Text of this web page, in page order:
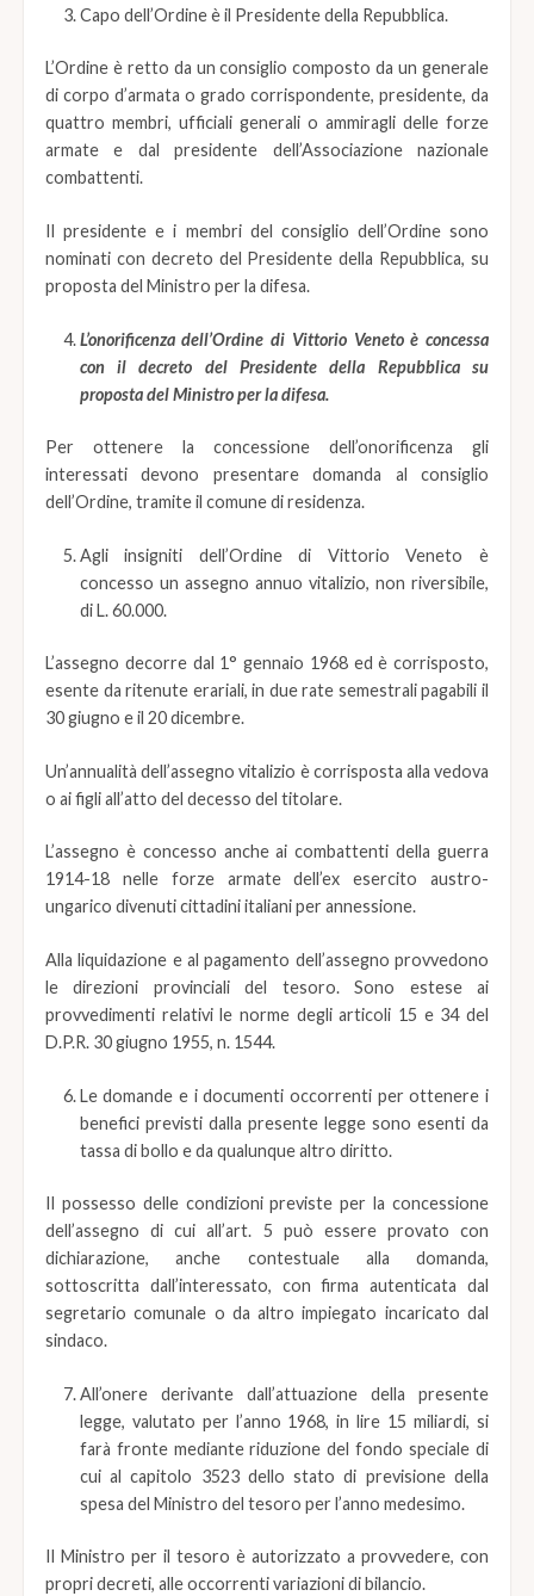
Capo dell’Ordine è il Presidente della Repubblica.
L’Ordine è retto da un consiglio composto da un generale
di corpo d’armata o grado corrispondente, presidente, da
quattro membri, ufficiali generali o ammiragli delle forze
armate e dal presidente dell’Associazione nazionale
combattenti.
Il presidente e i membri del consiglio dell’Ordine sono
nominati con decreto del Presidente della Repubblica, su
proposta del Ministro per la difesa.
L’onorificenza dell’Ordine di Vittorio Veneto è concessa
con il decreto del Presidente della Repubblica su
proposta del Ministro per la difesa.
Per ottenere la concessione dell’onorificenza gli
interessati devono presentare domanda al consiglio
dell’Ordine, tramite il comune di residenza.
Agli insigniti dell’Ordine di Vittorio Veneto è
concesso un assegno annuo vitalizio, non riversibile,
di L. 60.000.
L’assegno decorre dal 1° gennaio 1968 ed è corrisposto,
esente da ritenute erariali, in due rate semestrali pagabili il
30 giugno e il 20 dicembre.
Un’annualità dell’assegno vitalizio è corrisposta alla vedova
o ai figli all’atto del decesso del titolare.
L’assegno è concesso anche ai combattenti della guerra
1914-18 nelle forze armate dell’ex esercito austro-
ungarico divenuti cittadini italiani per annessione.
Alla liquidazione e al pagamento dell’assegno provvedono
le direzioni provinciali del tesoro. Sono estese ai
provvedimenti relativi le norme degli articoli 15 e 34 del
D.P.R. 30 giugno 1955, n. 1544.
Le domande e i documenti occorrenti per ottenere i
benefici previsti dalla presente legge sono esenti da
tassa di bollo e da qualunque altro diritto.
Il possesso delle condizioni previste per la concessione
dell’assegno di cui all’art. 5 può essere provato con
dichiarazione, anche contestuale alla domanda,
sottoscritta dall’interessato, con firma autenticata dal
segretario comunale o da altro impiegato incaricato dal
sindaco.
All’onere derivante dall’attuazione della presente
legge, valutato per l’anno 1968, in lire 15 miliardi, si
farà fronte mediante riduzione del fondo speciale di
cui al capitolo 3523 dello stato di previsione della
spesa del Ministro del tesoro per l’anno medesimo.
Il Ministro per il tesoro è autorizzato a provvedere, con
propri decreti, alle occorrenti variazioni di bilancio.